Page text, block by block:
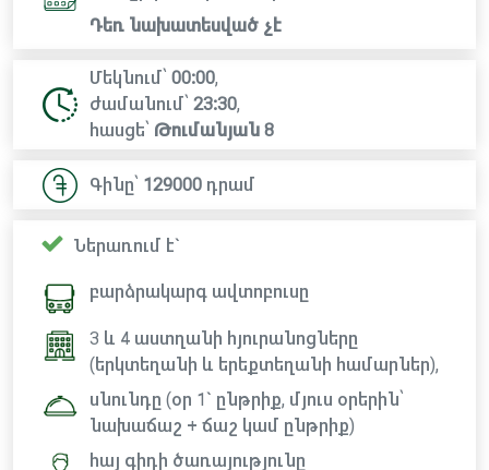
Դեռ նախատեսված չէ
Մեկնում՝ 00:00,
ժամանում՝ 23:30,
հասցե՝ Թումանյան 8
Գինը՝ 129000 դրամ
Ներառում է`
բարձրակարգ ավտոբուսը
3 և 4 աստղանի հյուրանոցները
(երկտեղանի և երեքտեղանի համարներ),
սնունդը (օր 1` ընթրիք, մյուս օրերին՝
նախաճաշ + ճաշ կամ ընթրիք)
հայ գիդի ծառայությունը